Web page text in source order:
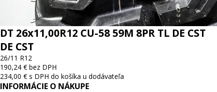
DT 26x11,00R12 CU-58 59M 8PR TL DE CST
DE CST
26/11 R12
190,24 € bez DPH
234,00 € s DPH do košíka u dodávateľa
INFORMÁCIE O NÁKUPE